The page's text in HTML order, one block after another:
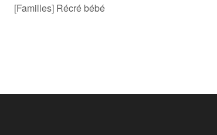
[Familles] Récré bébé